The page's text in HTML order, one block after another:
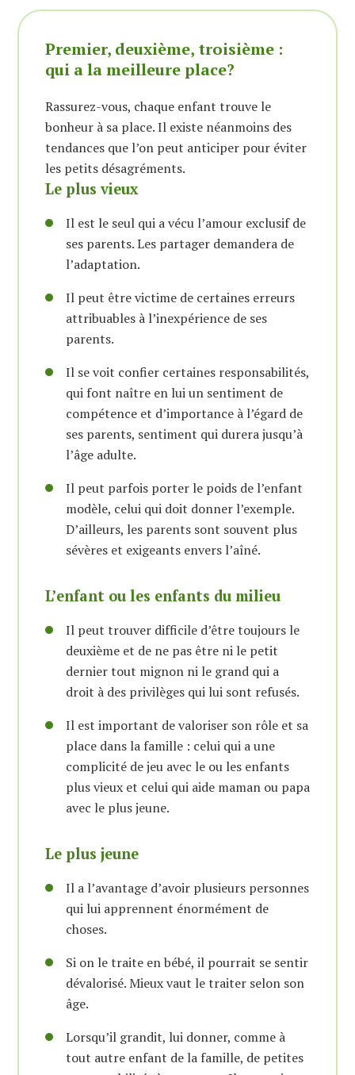
Premier, deuxième, troisième :
qui a la meilleure place?
Rassurez-vous, chaque enfant trouve le
bonheur à sa place. Il existe néanmoins des
tendances que l’on peut anticiper pour éviter
les petits désagréments.
Le plus vieux
Il est le seul qui a vécu l’amour exclusif de
ses parents. Les partager demandera de
l’adaptation.
Il peut être victime de certaines erreurs
attribuables à l’inexpérience de ses
parents.
Il se voit confier certaines responsabilités,
qui font naître en lui un sentiment de
compétence et d’importance à l’égard de
ses parents, sentiment qui durera jusqu’à
l’âge adulte.
Il peut parfois porter le poids de l’enfant
modèle, celui qui doit donner l’exemple.
D’ailleurs, les parents sont souvent plus
sévères et exigeants envers l’aîné.
L’enfant ou les enfants du milieu
Il peut trouver difficile d’être toujours le
deuxième et de ne pas être ni le petit
dernier tout mignon ni le grand qui a
droit à des privilèges qui lui sont refusés.
Il est important de valoriser son rôle et sa
place dans la famille : celui qui a une
complicité de jeu avec le ou les enfants
plus vieux et celui qui aide maman ou papa
avec le plus jeune.
Le plus jeune
Il a l’avantage d’avoir plusieurs personnes
qui lui apprennent énormément de
choses.
Si on le traite en bébé, il pourrait se sentir
dévalorisé. Mieux vaut le traiter selon son
âge.
Lorsqu’il grandit, lui donner, comme à
tout autre enfant de la famille, de petites